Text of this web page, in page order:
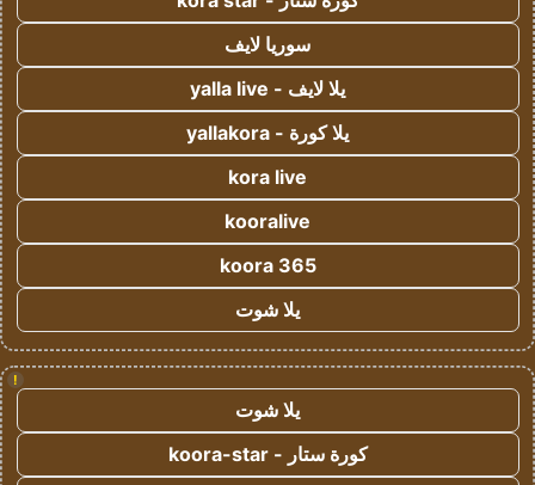
سوريا لايف
يلا لايف - yalla live
يلا كورة - yallakora
kora live
kooralive
koora 365
يلا شوت
!
يلا شوت
كورة ستار - koora-star